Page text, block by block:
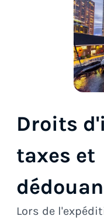
Droits
taxes et
Lors de